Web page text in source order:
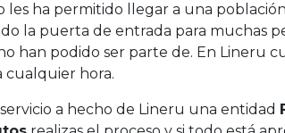
les ha permitido llegar a una
la puerta de entrada para muchas
han podido ser parte de. En Lineru
cualquier hora.
a hecho de Lineru una entidad